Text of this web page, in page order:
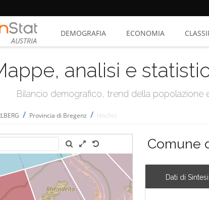
AUSTRIA
DEMOGRAFIA ECONOMIA
analisi e
Bilancio demografico, trend della popolazione
/ Provincia di Bregenz / Höchst
Comune
Dati di Sintesi